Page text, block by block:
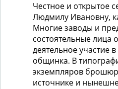
Честное и открытое
Людмилу Ивановну,
Многие заводы и
состоятельные лица
деятельное участие
общинка. В
экземпляров
источнике и